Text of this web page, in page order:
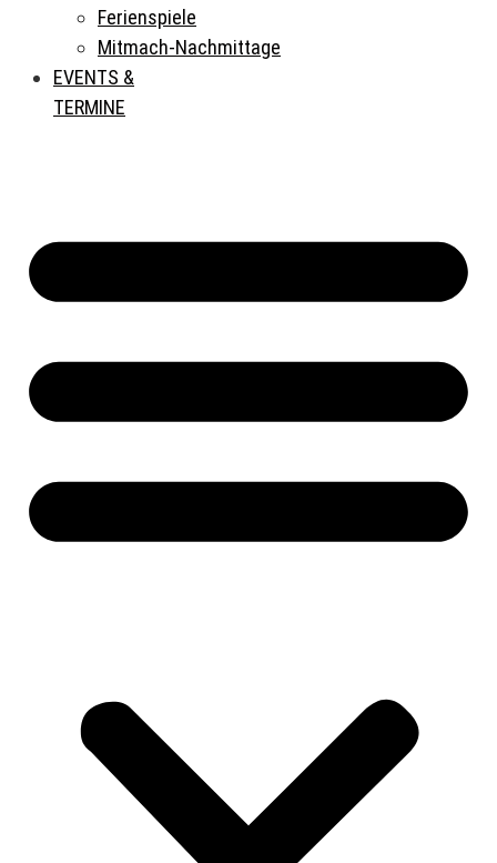
Ferienspiele
Mitmach-Nachmittage
EVENTS &
TERMINE